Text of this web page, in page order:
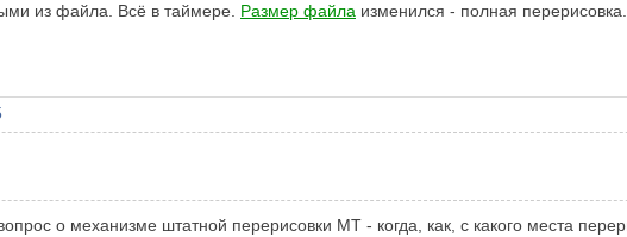
из файла. Всё в таймере. Размер файла изменился - полная перерисовка.
о механизме штатной перерисовки МТ - когда, как, с какого места